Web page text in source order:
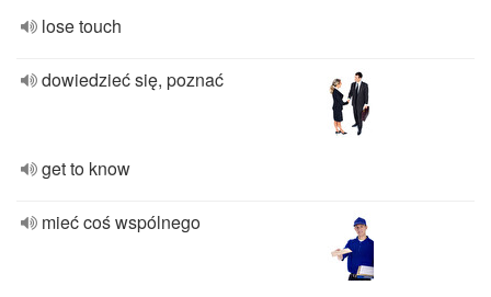
lose touch
dowiedzieć się, poznać
get to know
mieć coś wspólnego